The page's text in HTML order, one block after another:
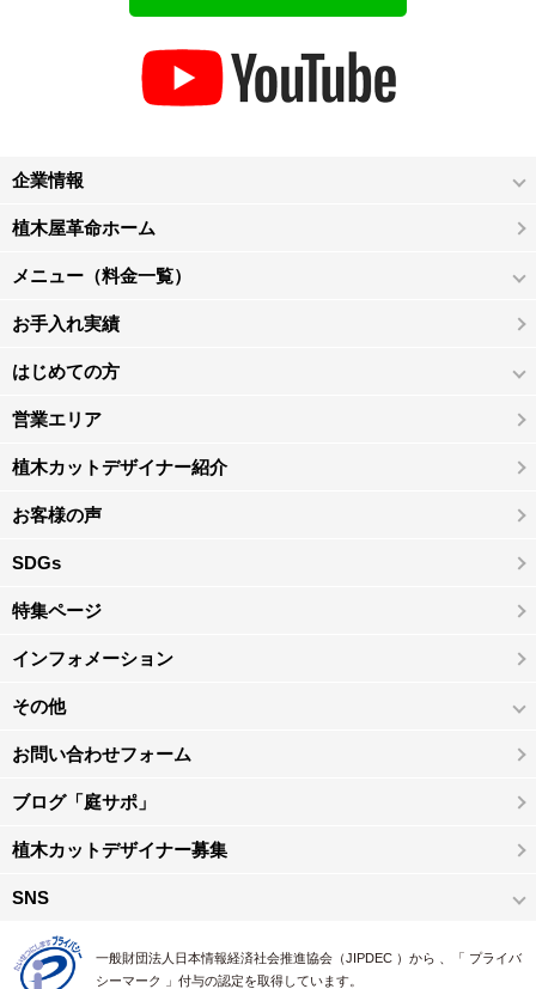
企業情報
植木屋革命ホーム
メニュー（料金一覧）
お手入れ実績
はじめての方
営業エリア
植木カットデザイナー紹介
お客様の声
SDGs
特集ページ
インフォメーション
その他
お問い合わせフォーム
ブログ「庭サポ」
植木カットデザイナー募集
SNS
一般財団法人日本情報経済社会推進協会（JIPDEC ）から 、「 プライバ
シーマーク 」付与の認定を取得しています。